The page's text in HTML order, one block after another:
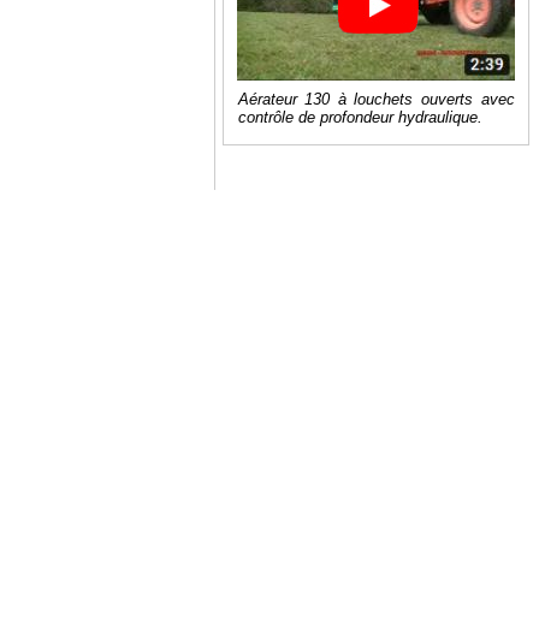
Aérateur 130 à louchets ouverts avec
contrôle de profondeur hydraulique.